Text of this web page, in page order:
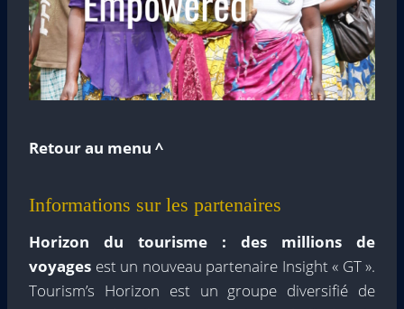
Retour au menu ^
Informations sur les partenaires
Horizon du tourisme : des millions de
voyages est un nouveau partenaire Insight « GT ».
Tourism’s Horizon est un groupe diversifié de